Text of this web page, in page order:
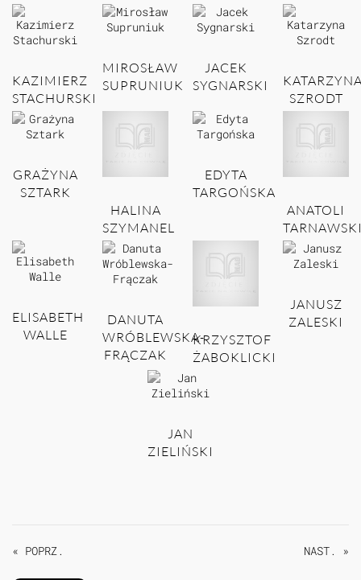
KAZIMIERZ
STACHURSKI
MIROSŁAW
SUPRUNIUK
JACEK
SYGNARSKI
SZRODT
GRAŻYNA
SZTARK
HALINA
SZYMANEL
EDYTA
TARGOŃSKA
ANATOLI
ELISABETH
WALLE
DANUTA
WRÓBLEWSKA-
FRĄCZAK
KRZYSZTOF
ŻABOKLICKI
JANUSZ
ZALESKI
JAN
ZIELIŃSKI
« POPRZ. NAST. »